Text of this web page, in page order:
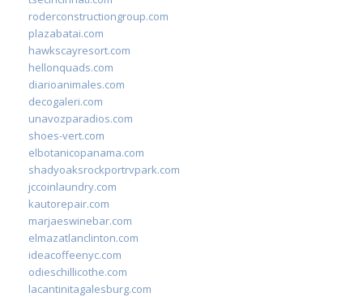
roderconstructiongroup.com
plazabatai.com
hawkscayresort.com
hellonquads.com
diarioanimales.com
decogaleri.com
unavozparadios.com
shoes-vert.com
elbotanicopanama.com
shadyoaksrockportrvpark.com
jccoinlaundry.com
kautorepair.com
marjaeswinebar.com
elmazatlanclinton.com
ideacoffeenyc.com
odieschillicothe.com
lacantinitagalesburg.com